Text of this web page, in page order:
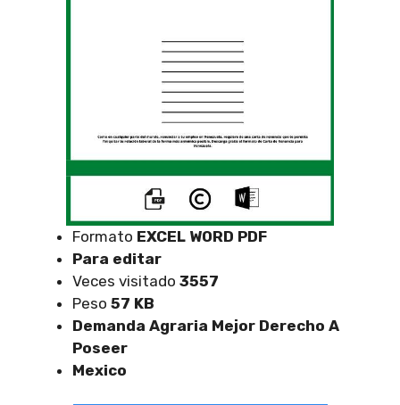
Formato EXCEL WORD PDF
Para editar
Veces visitado 3557
Peso 57 KB
Demanda Agraria Mejor Derecho A
Poseer
Mexico